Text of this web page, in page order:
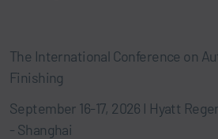
The International Conference on
Finishing
September 16-17, 2026 I Hyatt
- Shanghai